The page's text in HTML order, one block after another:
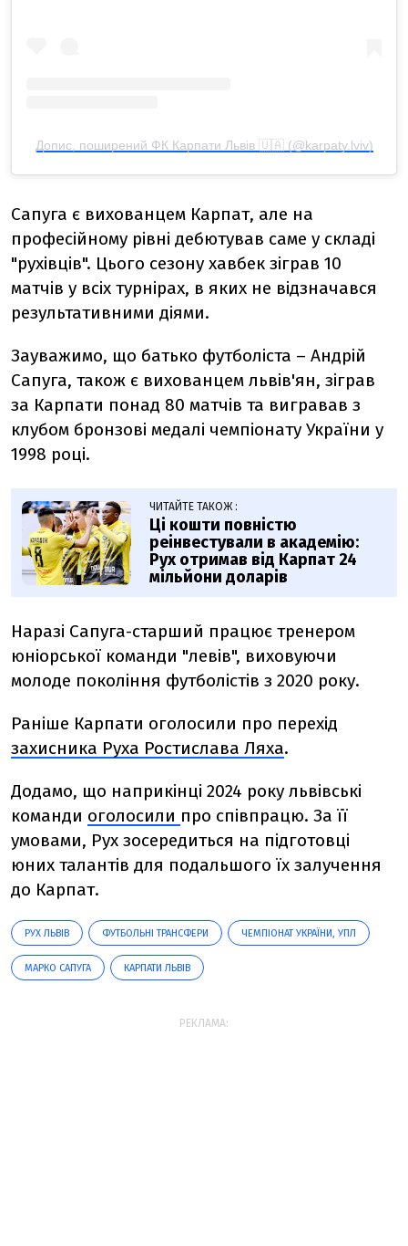
Допис, поширений ФК Карпати Львів 🇺🇦 (@karpaty.lviv)
Сапуга є вихованцем Карпат, але на
професійному рівні дебютував саме у складі
"рухівців". Цього сезону хавбек зіграв 10
матчів у всіх турнірах, в яких не відзначався
результативними діями.
Зауважимо, що батько футболіста – Андрій
Сапуга, також є вихованцем львів'ян, зіграв
за Карпати понад 80 матчів та вигравав з
клубом бронзові медалі чемпіонату України у
1998 році.
ЧИТАЙТЕ ТАКОЖ :
Ці кошти повністю
реінвестували в академію:
Рух отримав від Карпат 24
мільйони доларів
Наразі Сапуга-старший працює тренером
юніорської команди "левів", виховуючи
молоде покоління футболістів з 2020 року.
Раніше Карпати оголосили про перехід
захисника Руха Ростислава Ляха.
Додамо, що наприкінці 2024 року львівські
команди оголосили про співпрацю. За її
умовами, Рух зосередиться на підготовці
юних талантів для подальшого їх залучення
до Карпат.
РУХ ЛЬВІВ ФУТБОЛЬНІ ТРАНСФЕРИ ЧЕМПІОНАТ УКРАЇНИ, УПЛ
МАРКО САПУГА КАРПАТИ ЛЬВІВ
РЕКЛАМА: